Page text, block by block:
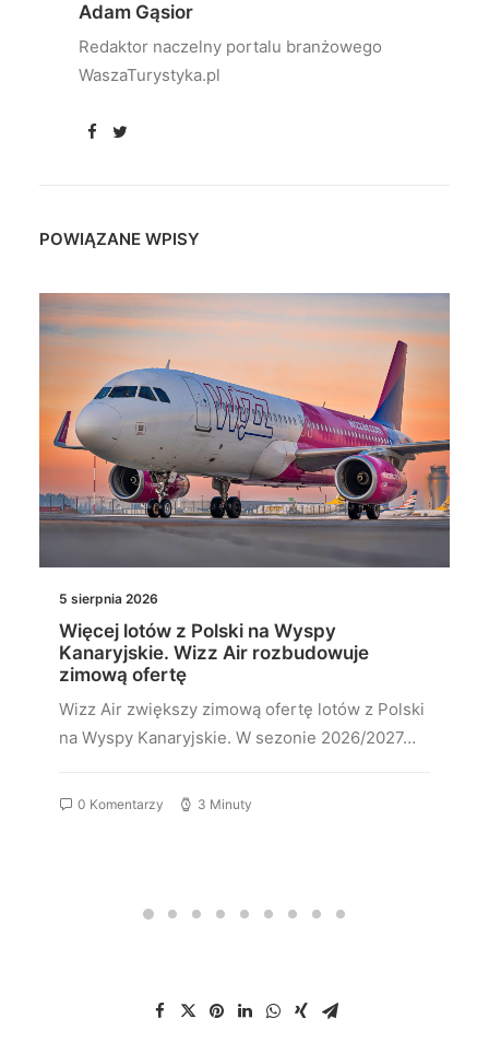
Adam Gąsior
Redaktor naczelny portalu branżowego
WaszaTurystyka.pl
POWIĄZANE WPISY
5 sierpnia 2026
Więcej lotów z Polski na Wyspy
Kanaryjskie. Wizz Air rozbudowuje
zimową ofertę
Wizz Air zwiększy zimową ofertę lotów z Polski
na Wyspy Kanaryjskie. W sezonie 2026/2027…
0 Komentarzy 3 Minuty